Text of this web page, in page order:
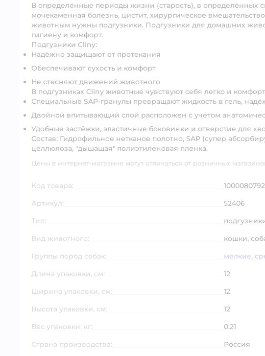
В определённые периоды жизни (старость), в определённых
мочекаменная болезнь, цистит, хирургическое
животным нужны подгузники. Подгузники для домашних
гигиену и комфорт.
Подгузники Cliny:
Надёжно защищают от протекания
Обеспечивают сухость и комфорт
Не стесняют движений животного
В подгузниках Cliny животные чувствуют себя легко и
Специальные SAP-гранулы превращают жидкость в гель,
Двойной впитывающий слой расположен с учётом
Удобные застёжки, эластичные боковинки и отверстие для
Состав: Гидрофильное нетканое полотно, SAP (супер
целлюлоза, "дышащая" полиэтиленовая пленка.
Цены в интернет-магазине могут отличаться от розничных
Код товара:
1000080792
Артикул:
52406
Тип:
Вид животного:
кошки,
Группы пород собак:
мелкие,
Длина упаковки, см:
12
Ширина упаковки, см:
12
Высота упаковки, см:
12
Вес упаковки, кг:
0.21
Страна производства:
Россия